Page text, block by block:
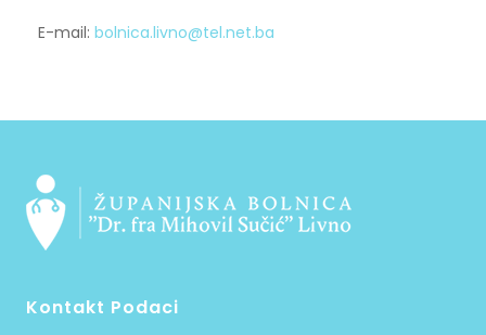
E-mail: bolnica.livno@tel.net.ba
Kontakt Podaci